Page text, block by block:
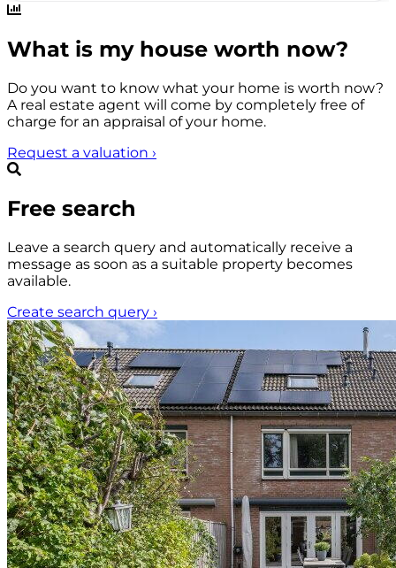
What is my house worth now?
Do you want to know what your home is worth now?
A real estate agent will come by completely free of
charge for an appraisal of your home.
Request a valuation ›
Free search
Leave a search query and automatically receive a
message as soon as a suitable property becomes
available.
Create search query ›